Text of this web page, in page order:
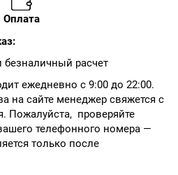
Оплата
расчет
ежедневно с 9:00 до 22:00.
на сайте менеджер свяжется с
Пожалуйста, проверяйте
телефонного номера —
только после